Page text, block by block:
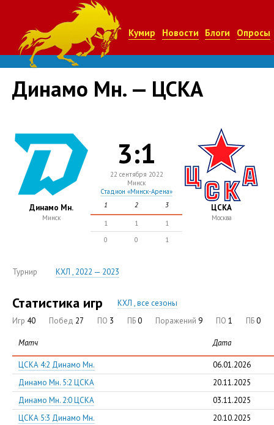
Кумир Новости Блоги Опросы
Динамо Мн. — ЦСКА
Динамо Мн.
Минск
3:1
22 сентября 2022
Минск
Стадион «Минск-Арена»
1
2 3
1 1
1
0
0 1
ЦСКА
Москва
Турнир КХЛ , 2022 — 2023
Статистика игр
КХЛ , все сезоны
Игр 40 Побед 27 ПО 3 ПБ0 Поражений 9 ПО 1 ПБ0
Матч Дата
ЦСКА 4:2 Динамо Мн.
06.01.2026
Динамо Мн. 5:2 ЦСКА
20.11.2025
Динамо Мн. 2:0 ЦСКА
03.11.2025
ЦСКА 5:3 Динамо Мн.
20.10.2025